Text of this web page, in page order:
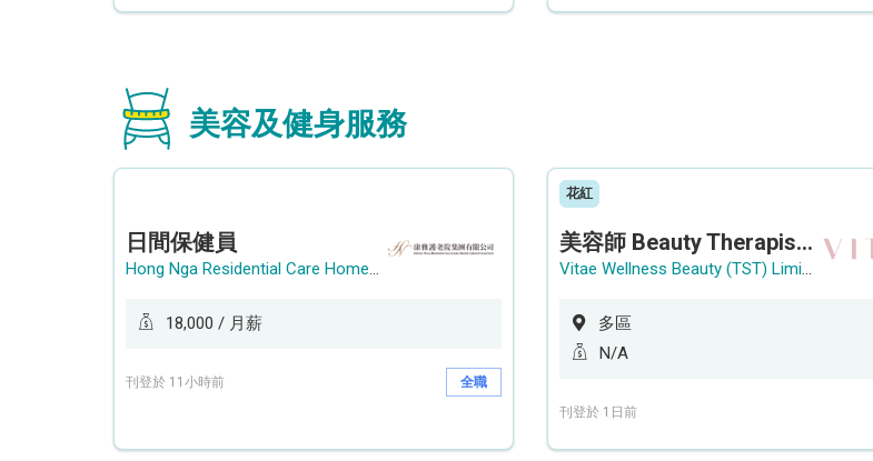
美容及健身服務
日間保健員
Hong Nga Residential Care Home Group Limited
18,000 / 月薪
刊登於 11小時前 全職
花紅
美容師 Beauty Therapist (銅鑼灣 / 尖沙咀)
Vitae Wellness Beauty (TST) Limited
多區
N/A
刊登於 1日前